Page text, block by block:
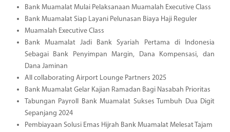
Bank Muamalat Mulai Pelaksanaan Muamalah Executive Class
Bank Muamalat Siap Layani Pelunasan Biaya Haji Reguler
Muamalah Executive Class
Bank Muamalat Jadi Bank Syariah Pertama di Indonesia
Sebagai Bank Penyimpan Margin, Dana Kompensasi, dan
Dana Jaminan
All collaborating Airport Lounge Partners 2025
Bank Muamalat Gelar Kajian Ramadan Bagi Nasabah Prioritas
Tabungan Payroll Bank Muamalat Sukses Tumbuh Dua Digit
Sepanjang 2024
Pembiayaan Solusi Emas Hijrah Bank Muamalat Melesat Tajam